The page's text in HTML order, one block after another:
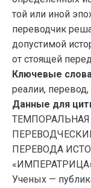
той или иной
переводчик
допустимой
от стоящей
Ключевые
реалии, перевод,
Данные для
ПЕРЕВОДА
Ученых —